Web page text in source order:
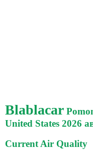
Blablacar
United States 2026
Current Air Quality